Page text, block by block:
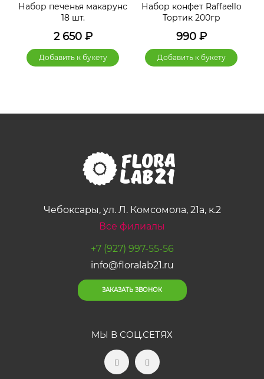
Набор печенья макарунс
18 шт.
2 650₽
Добавить к букету
Набор конфет Raffaello
Тортик 200гр
990₽
Добавить к букету
Чебоксары, ул. Л. Комсомола, 21а, к.2
Все филиалы
+7 (927) 997-55-56
info@floralab21.ru
ЗАКАЗАТЬ ЗВОНОК
МЫ В СОЦ.СЕТЯХ